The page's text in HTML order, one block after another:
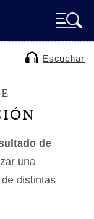
Escuchar
de
una
distintas